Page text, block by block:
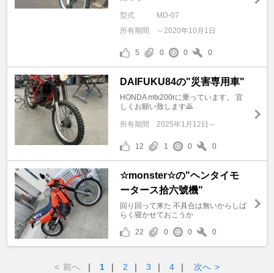
型式
MD-07
所有期間
～2020年10月1日
5 0 0 0
DAIFUKU84の"災害専用車"
HONDA mtx200rに乗っています。 宜
しくお願い致します🙇
所有期間 2025年1月12日～
12 1 0 0
☆monster☆の"ヘンタイモ
ータース拾六號機"
回り回って来た 不具合は無いからしば
らく寝かせておこうか
22
0 0 0
< 前へ ｜ 1 ｜ 2 ｜ 3 ｜ 4 ｜ 次へ >